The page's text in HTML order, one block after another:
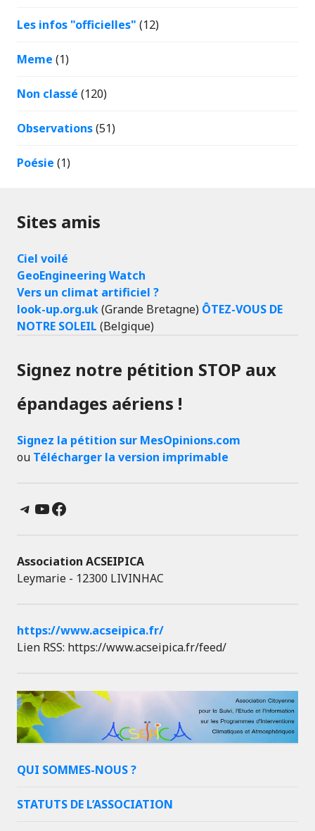
Les infos "officielles" (12)
Meme (1)
Non classé (120)
Observations(51)
Poésie (1)
Sites amis
Ciel voilé
GeoEngineering Watch
Vers un climat artificiel ?
look-up.org.uk(Grande Bretagne) ÔTEZ-VOUS DE
NOTRE SOLEIL (Belgique)
Signez notre pétition STOP aux
épandages aériens !
Signez la pétition sur MesOpinions.com
ou Télécharger la version imprimable
Telegram
YouTube
Facebook
Association ACSEIPICA
Leymarie - 12300 LIVINHAC
https://www.acseipica.fr/
Lien RSS: https://www.acseipica.fr/feed/
QUI SOMMES-NOUS ?
STATUTS DE L’ASSOCIATION